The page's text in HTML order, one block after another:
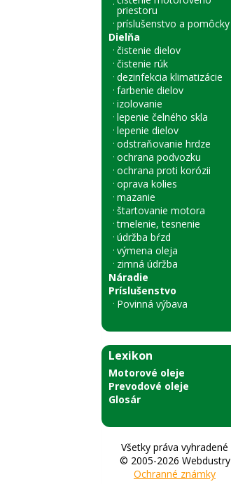
priestoru
príslušenstvo a pomôcky
Dielňa
čistenie dielov
čistenie rúk
dezinfekcia klimatizácie
farbenie dielov
izolovanie
lepenie čelného skla
lepenie dielov
odstraňovanie hrdze
ochrana podvozku
ochrana proti korózii
oprava kolies
mazanie
štartovanie motora
tmelenie, tesnenie
údržba bŕzd
výmena oleja
zimná údržba
Náradie
Príslušenstvo
Povinná výbava
Lexikon
Motorové oleje
Prevodové oleje
Glosár
Všetky práva vyhradené
© 2005-2026 Webdustry
Ochranné známky